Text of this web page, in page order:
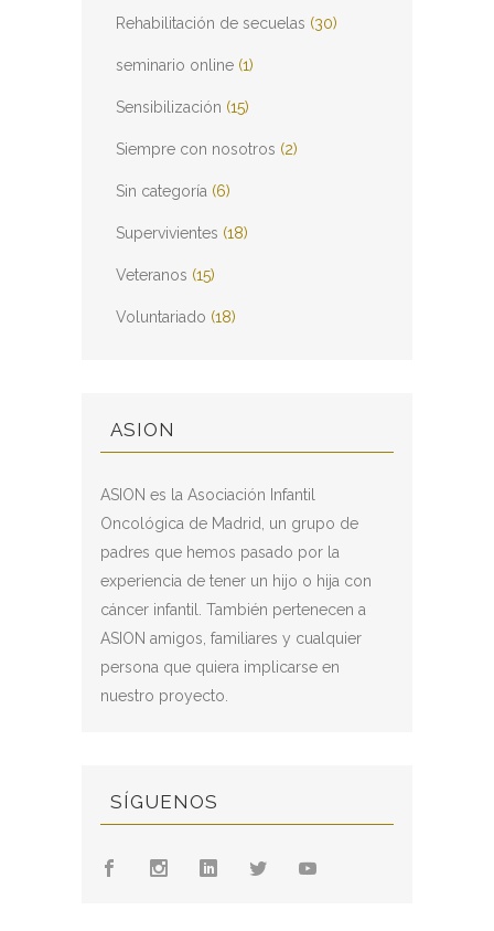
Rehabilitación de secuelas (30)
seminario online (1)
Sensibilización (15)
Siempre con nosotros (2)
Sin categoría (6)
Supervivientes (18)
Veteranos (15)
Voluntariado (18)
ASION
ASION es la Asociación Infantil
Oncológica de Madrid, un grupo de
padres que hemos pasado por la
experiencia de tener un hijo o hija con
cáncer infantil. También pertenecen a
ASION amigos, familiares y cualquier
persona que quiera implicarse en
nuestro proyecto.
SÍGUENOS